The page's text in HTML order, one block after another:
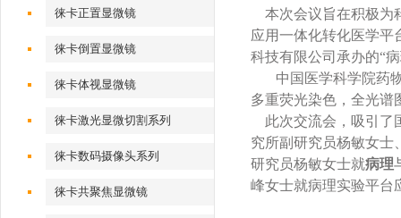
徕卡正置显微镜
徕卡倒置显微镜
徕卡体视显微镜
徕卡激光显微切割系列
徕卡数码摄像头系列
徕卡共聚焦显微镜
本次会议旨在积极为
应用一体化转化医学平
科技有限公司承办的“
中国医学科学院药
多重荧光染色，全光谱
此次交流会，吸引了
究所副研究员杨敏女士
研究员杨敏女士就病理
峰女士就病理实验平台